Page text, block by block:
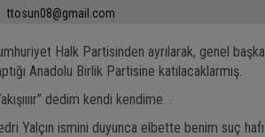
ttosun08@gmail.com
Halk Partisinden ayrılarak, genel
Anadolu Birlik Partisine katılacaklarmış.
dedim kendi kendime. .
Yalçın ismini duyunca elbette benim suç